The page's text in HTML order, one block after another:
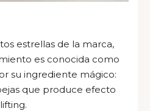
estrellas de la marca,
es conocida como
su ingrediente mágico:
que produce efecto
lifting.